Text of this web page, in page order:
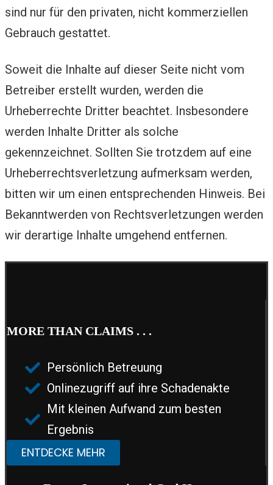
sind nur für den privaten, nicht kommerziellen
Gebrauch gestattet.
Soweit die Inhalte auf dieser Seite nicht vom
Betreiber erstellt wurden, werden die
Urheberrechte Dritter beachtet. Insbesondere
werden Inhalte Dritter als solche
gekennzeichnet. Sollten Sie trotzdem auf eine
Urheberrechtsverletzung aufmerksam werden,
bitten wir um einen entsprechenden Hinweis. Bei
Bekanntwerden von Rechtsverletzungen werden
wir derartige Inhalte umgehend entfernen.
MORE THAN CLAIMS . . .
Persönlich Betreuung
Onlinezugriff auf ihre Schadenakte
Mit kleinen Aufwand zum besten
Ergebnis
ENTDECKE MEHR